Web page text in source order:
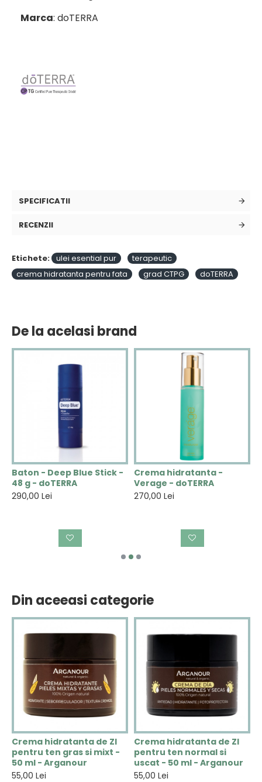
Marca: doTERRA
SPECIFICATII
RECENZII
Etichete: ulei esential pur
terapeutic
crema hidratanta pentru fata
grad CTPG doTERRA
De la acelasi brand
Baton - Deep Blue Stick -
48 g - doTERRA
290,00 Lei
Crema hidratanta -
Verage - doTERRA
270,00 Lei
Din aceeasi categorie
Crema hidratanta de ZI
pentru ten gras si mixt -
50 ml - Arganour
55,00 Lei
Crema hidratanta de ZI
pentru ten normal si
uscat - 50 ml - Arganour
55,00 Lei